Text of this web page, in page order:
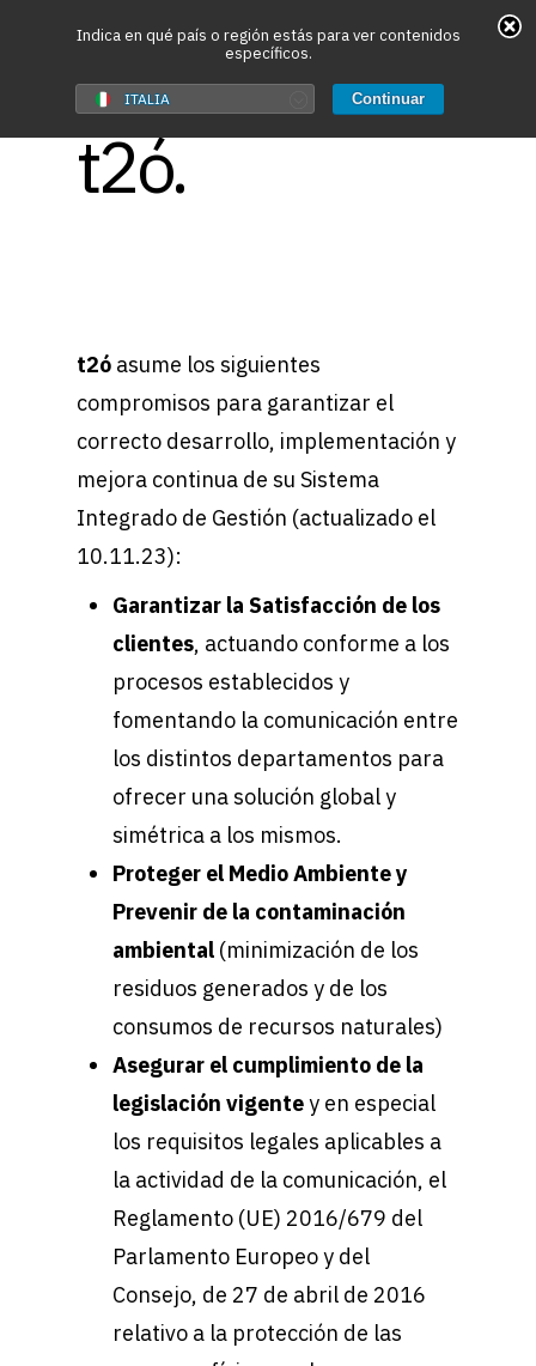
Hit enter to search or ESC to close
Compromisos
t2ó.
t2ó asume los siguientes
compromisos para garantizar el
correcto desarrollo, implementación y
mejora continua de su Sistema
Integrado de Gestión (actualizado el
10.11.23):
Garantizar la Satisfacción de los
clientes, actuando conforme a los
procesos establecidos y
fomentando la comunicación entre
los distintos departamentos para
ofrecer una solución global y
simétrica a los mismos.
Proteger el Medio Ambiente y
Prevenir de la contaminación
ambiental (minimización de los
residuos generados y de los
consumos de recursos naturales)
Asegurar el cumplimiento de la
legislación vigentey en especial
los requisitos legales aplicables a
la actividad de la comunicación, el
Reglamento (UE) 2016/679 del
Parlamento Europeo y del
Consejo, de 27 de abril de 2016
relativo a la protección de las
Indica en qué país o región estás para ver contenidos
específicos.
ITALIA Continuar
May we use cookies to track your activities? We take
your privacy very seriously. Please see our privacy
policy for details and any questions.Yes